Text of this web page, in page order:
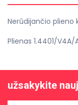
Nerūdijančio
Plienas 1.4401/V4A/
užsakykite